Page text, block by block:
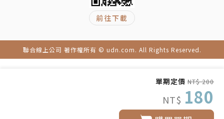
單期定價 NT$ 200
NT$ 180
前往下載
聯合線上公司 著作權所有 © udn.com. All Rights Reserved.